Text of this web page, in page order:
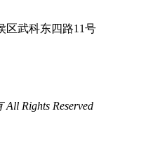
区武科东四路11号
Rights Reserved